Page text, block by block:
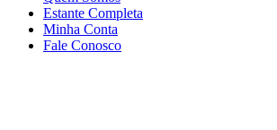
Estante Completa
Minha Conta
Fale Conosco